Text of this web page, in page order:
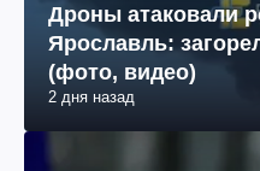
Дроны атаковали
Ярославль:
(фото, видео)
2 дня назад